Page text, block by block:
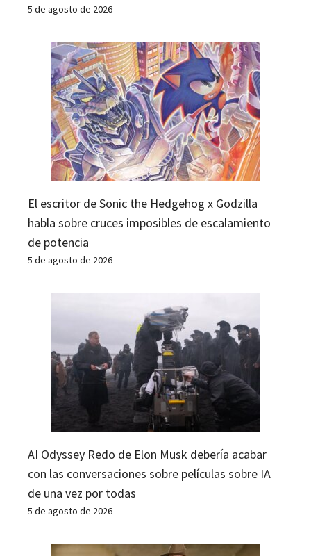
5 de agosto de 2026
El escritor de Sonic the Hedgehog x Godzilla
habla sobre cruces imposibles de escalamiento
de potencia
5 de agosto de 2026
AI Odyssey Redo de Elon Musk debería acabar
con las conversaciones sobre películas sobre IA
de una vez por todas
5 de agosto de 2026